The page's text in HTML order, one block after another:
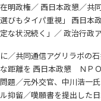
政権／ 西日本政懇／共
びもタイパ重視」 西日
状況続く」／ 政治行政
共同通信アグリラボの
距離を 西日本政懇 ＮＰ
題／元外交官、中川浩一
抑留／嘆願書を提出した